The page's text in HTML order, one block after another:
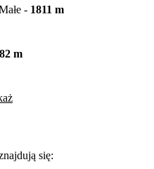
- 1811 m
m
się: